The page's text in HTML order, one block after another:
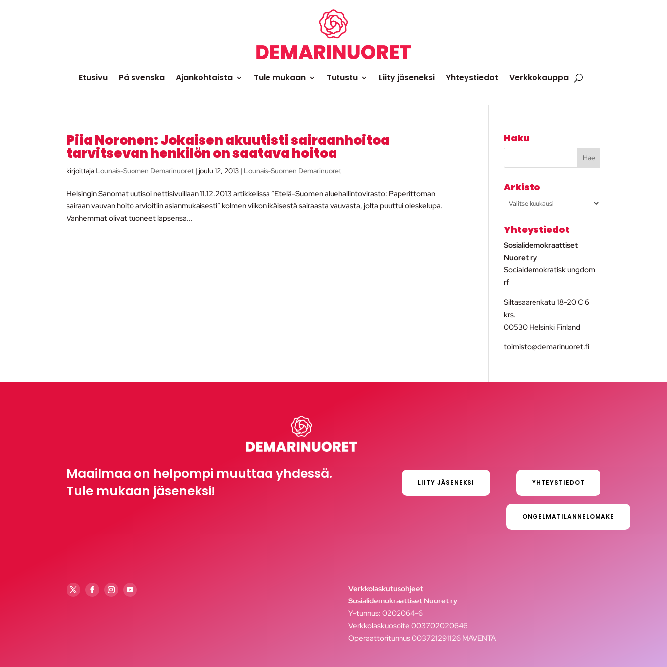
Etusivu På svenska Ajankohtaista Tule mukaan Tutustu Liity jäseneksi Yhteystiedot Verkkokauppa
Piia Noronen: Jokaisen akuutisti sairaanhoitoa
tarvitsevan henkilön on saatava hoitoa
kirjoittaja Lounais-Suomen Demarinuoret |joulu 12, 2013 | Lounais-Suomen Demarinuoret
Helsingin Sanomat uutisoi nettisivuillaan 11.12.2013 artikkelissa ”Etelä-Suomen aluehallintovirasto: Paperittoman
sairaan vauvan hoito arvioitiin asianmukaisesti” kolmen viikon ikäisestä sairaasta vauvasta, jolta puuttui oleskelupa.
Vanhemmat olivat tuoneet lapsensa...
Haku
Arkisto
Arkisto
Yhteystiedot
Sosialidemokraattiset
Nuoret ry
Socialdemokratisk ungdom
rf
Siltasaarenkatu 18-20 C 6
krs.
00530 Helsinki Finland
toimisto@demarinuoret.fi
Maailmaa on helpompi muuttaa yhdessä.
Tule mukaan jäseneksi!
LIITY JÄSENEKSI YHTEYSTIEDOT
ONGELMATILANNELOMAKE
Verkkolaskutusohjeet
Sosialidemokraattiset Nuoret ry
Y-tunnus: 0202064-6
Verkkolaskuosoite 003702020646
Operaattoritunnus 003721291126 MAVENTA